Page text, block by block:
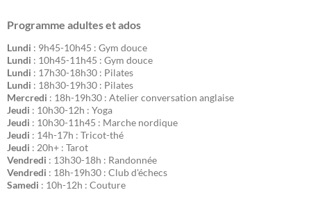
Programme adultes et ados
Lundi : 9h45-10h45 : Gym douce
Lundi : 10h45-11h45 : Gym douce
Lundi : 17h30-18h30 : Pilates
Lundi : 18h30-19h30 : Pilates
Mercredi : 18h-19h30 : Atelier conversation anglaise
Jeudi : 10h30-12h : Yoga
Jeudi : 10h30-11h45 : Marche nordique
Jeudi : 14h-17h : Tricot-thé
Jeudi : 20h+ : Tarot
Vendredi : 13h30-18h : Randonnée
Vendredi : 18h-19h30 : Club d'échecs
Samedi : 10h-12h : Couture